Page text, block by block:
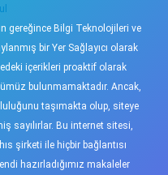
gereğince Bilgi Teknolojileri ve
bir Yer Sağlayıcı olarak
içerikleri proaktif olarak
bulunmamaktadır. Ancak,
taşımakta olup, siteye
sayılırlar. Bu internet sitesi,
şirketi ile hiçbir bağlantısı
hazırladığımız makaleler